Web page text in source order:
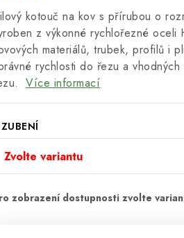
kotouč na kov s přírubou o
z výkonné rychlořezné oceli
materiálů, trubek, profilů i
rychlosti do řezu a
Více informací